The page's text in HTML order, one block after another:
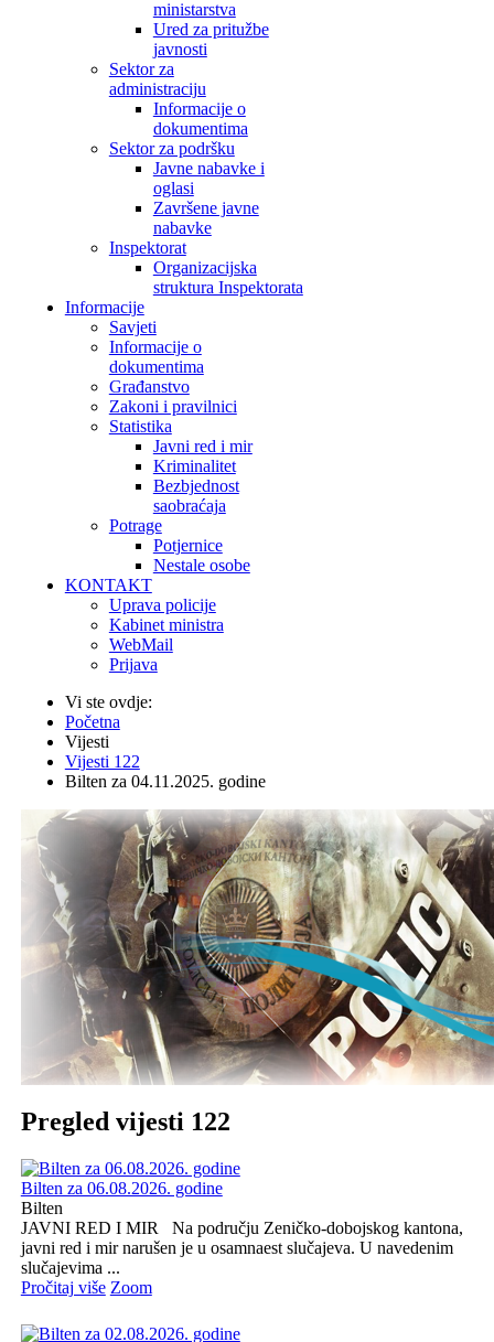
ministarstva
Ured za pritužbe
javnosti
Sektor za
administraciju
Informacije o
dokumentima
Sektor za podršku
Javne nabavke i
oglasi
Završene javne
nabavke
Inspektorat
Organizacijska
struktura Inspektorata
Informacije
Savjeti
Informacije o
dokumentima
Građanstvo
Zakoni i pravilnici
Statistika
Javni red i mir
Kriminalitet
Bezbjednost
saobraćaja
Potrage
Potjernice
Nestale osobe
KONTAKT
Uprava policije
Kabinet ministra
WebMail
Prijava
Vi ste ovdje:
Početna
Vijesti
Vijesti 122
Bilten za 04.11.2025. godine
Pregled vijesti 122
Bilten za 06.08.2026. godine
Bilten
JAVNI RED I MIR Na području Zeničko-dobojskog kantona,
javni red i mir narušen je u osamnaest slučajeva. U navedenim
slučajevima ...
Pročitaj više Zoom